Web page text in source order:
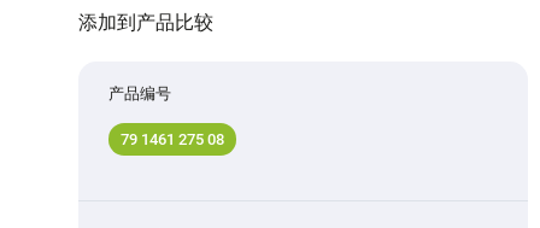
添加到产品比较
产品编号
79 1461 275 08